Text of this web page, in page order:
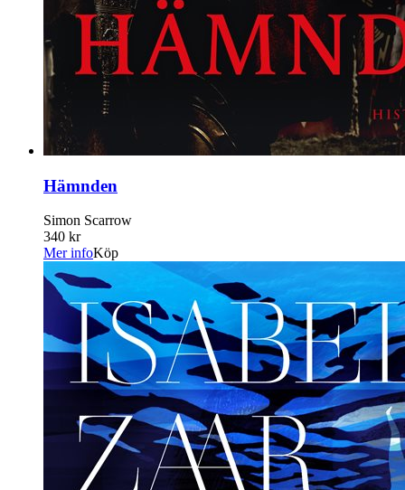
Hämnden
Simon Scarrow
340 kr
Mer infoKöp